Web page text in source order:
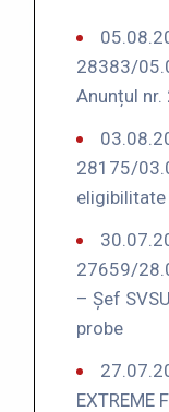
28383/
Anunțul
28175/
27659/
– Șef
probe
EXTREME